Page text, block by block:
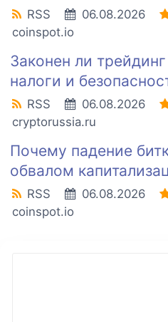
RSS 06.08.2026
coinspot.io
Законен ли
налоги и
RSS 06.08.2026
cryptorussia.ru
Почему падение
обвалом
RSS 06.08.2026
coinspot.io